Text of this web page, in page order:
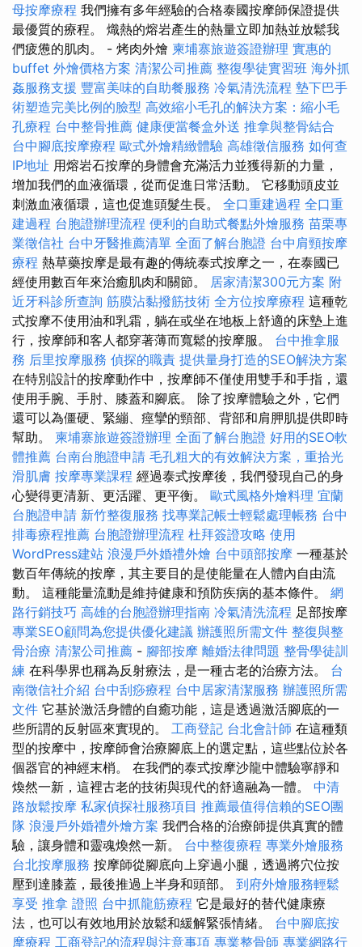
母按摩療程 我們擁有多年經驗的合格泰國按摩師保證提供
最優質的療程。 熾熱的熔岩產生的熱量立即加熱並放鬆我
們疲憊的肌肉。 - 烤肉外燴 柬埔寨旅遊簽證辦理 實惠的
buffet 外燴價格方案 清潔公司推薦 整復學徒實習班 海外抓
姦服務支援 豐富美味的自助餐服務 冷氣清洗流程 墊下巴手
術塑造完美比例的臉型 高效縮小毛孔的解決方案：縮小毛
孔療程 台中整骨推薦 健康便當餐盒外送 推拿與整骨結合
台中腳底按摩療程 歐式外燴精緻體驗 高雄徵信服務 如何查
IP地址 用熔岩石按摩的身體會充滿活力並獲得新的力量，
增加我們的血液循環，從而促進日常活動。 它移動頭皮並
刺激血液循環，這也促進頭髮生長。 全口重建過程 全口重
建過程 台胞證辦理流程 便利的自助式餐點外燴服務 苗栗專
業徵信社 台中牙醫推薦清單 全面了解台胞證 台中肩頸按摩
療程 熱草藥按摩是最有趣的傳統泰式按摩之一，在泰國已
經使用數百年來治癒肌肉和關節。 居家清潔300元方案 附
近牙科診所查詢 筋膜沾黏撥筋技術 全方位按摩療程 這種乾
式按摩不使用油和乳霜，躺在或坐在地板上舒適的床墊上進
行，按摩師和客人都穿著薄而寬鬆的按摩服。 台中推拿服
務 后里按摩服務 偵探的職責 提供量身打造的SEO解決方案
在特別設計的按摩動作中，按摩師不僅使用雙手和手指，還
使用手腕、手肘、膝蓋和腳底。 除了按摩體驗之外，它們
還可以為僵硬、緊繃、痙攣的頸部、背部和肩胛肌提供即時
幫助。 柬埔寨旅遊簽證辦理 全面了解台胞證 好用的SEO軟
體推薦 台南台胞證申請 毛孔粗大的有效解決方案，重拾光
滑肌膚 按摩專業課程 經過泰式按摩後，我們發現自己的身
心變得更清新、更活躍、更平衡。 歐式風格外燴料理 宜蘭
台胞證申請 新竹整復服務 找專業記帳士輕鬆處理帳務 台中
排毒療程推薦 台胞證辦理流程 杜拜簽證攻略 使用
WordPress建站 浪漫戶外婚禮外燴 台中頭部按摩 一種基於
數百年傳統的按摩，其主要目的是使能量在人體內自由流
動。 這種能量流動是維持健康和預防疾病的基本條件。 網
路行銷技巧 高雄的台胞證辦理指南 冷氣清洗流程 足部按摩
專業SEO顧問為您提供優化建議 辦護照所需文件 整復與整
骨治療 清潔公司推薦 - 腳部按摩 離婚法律問題 整骨學徒訓
練 在科學界也稱為反射療法，是一種古老的治療方法。 台
南徵信社介紹 台中刮痧療程 台中居家清潔服務 辦護照所需
文件 它基於激活身體的自癒功能，這是透過激活腳底的一
些所謂的反射區來實現的。 工商登記 台北會計師 在這種類
型的按摩中，按摩師會治療腳底上的選定點，這些點位於各
個器官的神經末梢。 在我們的泰式按摩沙龍中體驗寧靜和
煥然一新，這裡古老的技術與現代的舒適融為一體。 中清
路放鬆按摩 私家偵探社服務項目 推薦最值得信賴的SEO團
隊 浪漫戶外婚禮外燴方案 我們合格的治療師提供真實的體
驗，讓身體和靈魂煥然一新。 台中整復療程 專業外燴服務
台北按摩服務 按摩師從腳底向上穿過小腿，透過將穴位按
壓到達膝蓋，最後推過上半身和頭部。 到府外燴服務輕鬆
享受 推拿 證照 台中抓龍筋療程 它是最好的替代健康療
法，也可以有效地用於放鬆和緩解緊張情緒。 台中腳底按
摩療程 工商登記的流程與注意事項 專業整骨師 專業網路行